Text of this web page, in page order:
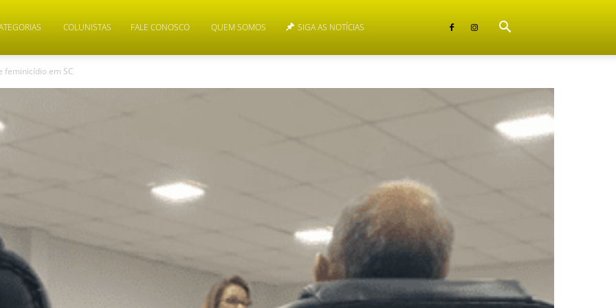
COLUNISTAS FALE CONOSCO QUEM SOMOS SIGA AS NOTÍCIAS
feminicídio em SC